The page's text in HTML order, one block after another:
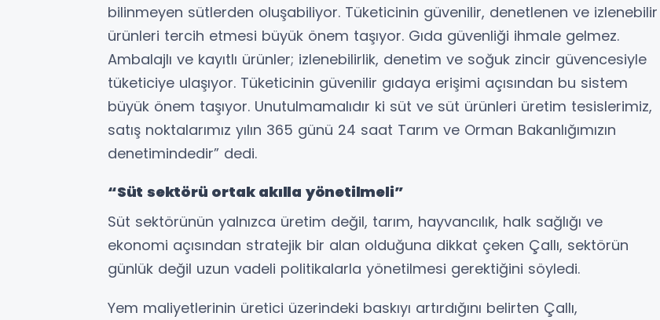
bilinmeyen sütlerden oluşabiliyor. Tüketicinin güvenilir, denetlenen ve izlenebilir
ürünleri tercih etmesi büyük önem taşıyor. Gıda güvenliği ihmale gelmez.
Ambalajlı ve kayıtlı ürünler; izlenebilirlik, denetim ve soğuk zincir güvencesiyle
tüketiciye ulaşıyor. Tüketicinin güvenilir gıdaya erişimi açısından bu sistem
büyük önem taşıyor. Unutulmamalıdır ki süt ve süt ürünleri üretim tesislerimiz,
satış noktalarımız yılın 365 günü 24 saat Tarım ve Orman Bakanlığımızın
denetimindedir” dedi.
“Süt sektörü ortak akılla yönetilmeli”
Süt sektörünün yalnızca üretim değil, tarım, hayvancılık, halk sağlığı ve
ekonomi açısından stratejik bir alan olduğuna dikkat çeken Çallı, sektörün
günlük değil uzun vadeli politikalarla yönetilmesi gerektiğini söyledi.
Yem maliyetlerinin üretici üzerindeki baskıyı artırdığını belirten Çallı,